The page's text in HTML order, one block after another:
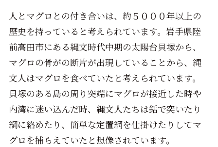
人とマグロとの付き合いは、約５０００年以上の
歴史を持っていると考えられています。岩手県陸
前高田市にある縄文時代中期の太陽台貝塚から、
マグロの骨がの断片が出現していることから、縄
文人はマグロを食べていたと考えられています。
貝塚のある島の周り突端にマグロが接近した時や
内湾に迷い込んだ時、縄文人たちは銛で突いたり
綱に絡めたり、簡単な定置網を仕掛けたりしてマ
グロを捕らえていたと想像されています。